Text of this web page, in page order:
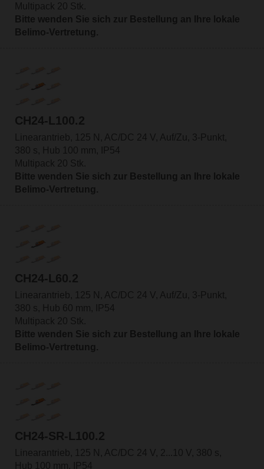
Multipack 20 Stk.
Bitte wenden Sie sich zur Bestellung an Ihre lokale
Belimo-Vertretung.
CH24-L100.2
Linearantrieb, 125 N, AC/DC 24 V, Auf/Zu, 3-Punkt,
380 s, Hub 100 mm, IP54
Multipack 20 Stk.
Bitte wenden Sie sich zur Bestellung an Ihre lokale
Belimo-Vertretung.
CH24-L60.2
Linearantrieb, 125 N, AC/DC 24 V, Auf/Zu, 3-Punkt,
380 s, Hub 60 mm, IP54
Multipack 20 Stk.
Bitte wenden Sie sich zur Bestellung an Ihre lokale
Belimo-Vertretung.
CH24-SR-L100.2
Linearantrieb, 125 N, AC/DC 24 V, 2...10 V, 380 s,
Hub 100 mm, IP54